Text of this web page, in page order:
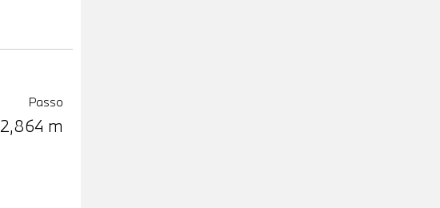
Passo
2,864 m